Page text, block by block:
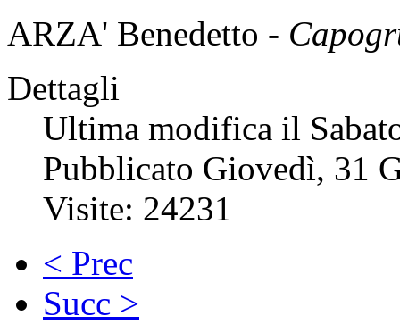
ARZA' Benedetto -
Dettagli
Ultima modifica il
Pubblicato Giovedì, 31
Visite: 24231
< Prec
Succ >